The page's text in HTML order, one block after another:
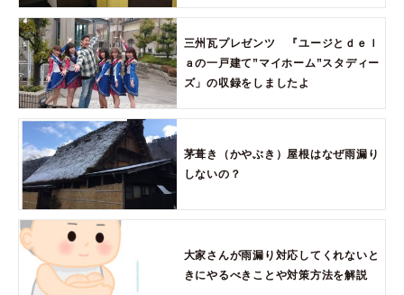
三州瓦プレゼンツ 『ユージとｄｅｌ
ａの一戸建て”マイホーム”スタディー
ズ」の収録をしましたよ
茅葺き（かやぶき）屋根はなぜ雨漏り
しないの？
大家さんが雨漏り対応してくれないと
きにやるべきことや対策方法を解説